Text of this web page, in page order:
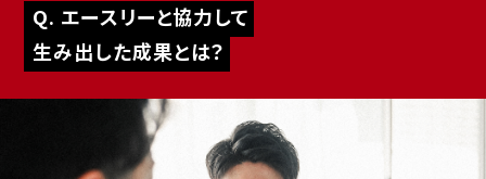
Q. エースリーと協力して
生み出した成果とは？